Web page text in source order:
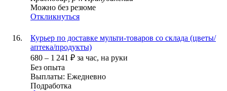
Можно без резюме
Откликнуться
Курьер по доставке мульти-товаров со склада (цветы/
аптека/продукты)
680 – 1 241 ₽ за час, на руки
Без опыта
Выплаты: Ежедневно
Подработка